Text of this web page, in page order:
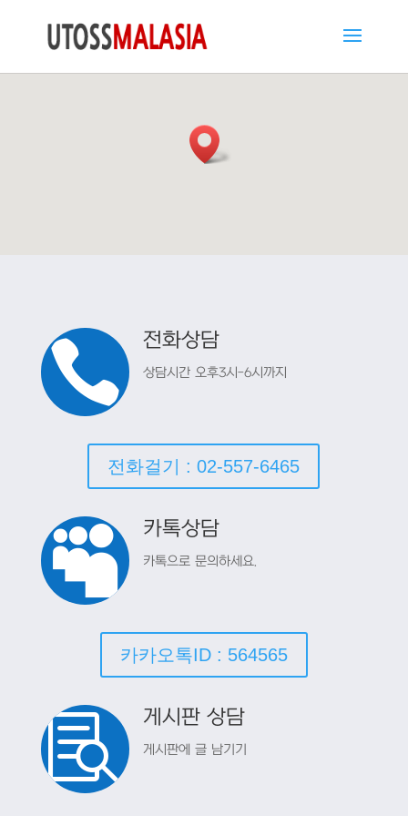
 전화상담
상담시간 오후3시-6시까지
전화걸기 : 02-557-6465
 카톡상담
카톡으로 문의하세요.
카카오톡ID : 564565
 게시판 상담
게시판에 글 남기기